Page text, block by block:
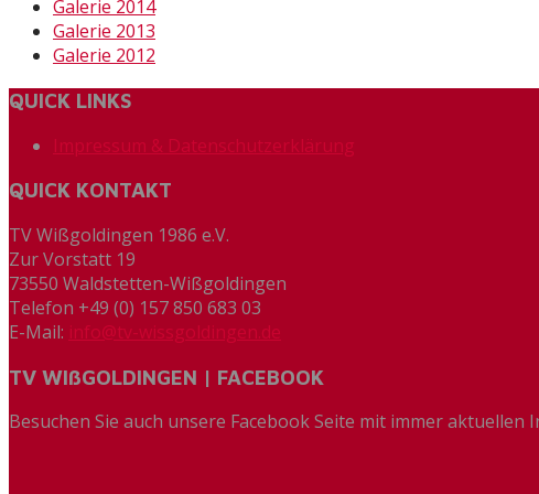
Galerie 2014
Galerie 2013
Galerie 2012
QUICK LINKS
Impressum & Datenschutzerklärung
QUICK KONTAKT
TV Wißgoldingen 1986 e.V.
Zur Vorstatt 19
73550 Waldstetten-Wißgoldingen
Telefon +49 (0) 157 850 683 03
E-Mail: info@tv-wissgoldingen.de
TV WIßGOLDINGEN | FACEBOOK
Besuchen Sie auch unsere Facebook Seite mit immer